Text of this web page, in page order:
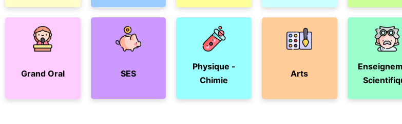
Grand Oral SES
Physique -
Chimie
Arts